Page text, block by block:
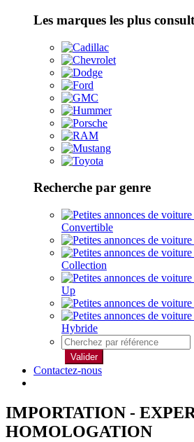
Les marques les plus
Recherche par genre
Convertible
Collection
Up
Hybride
Valider
Contactez-nous
IMPORTATION -
HOMOLOGATION